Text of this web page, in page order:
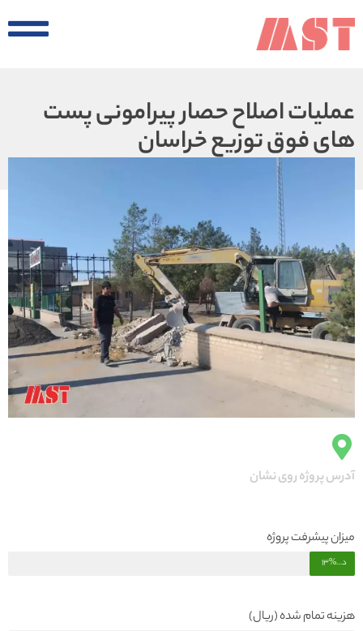
عملیات اصلاح حصار پیرامونی پست
های فوق توزیع خراسان
آدرس پروژه روی نشان
میزان پیشرفت پروژه
درصد پیشرفت13%
هزینه تمام شده (ریال)